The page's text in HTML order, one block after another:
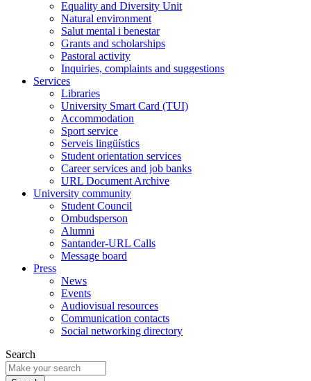
Equality and Diversity Unit
Natural environment
Salut mental i benestar
Grants and scholarships
Pastoral activity
Inquiries, complaints and suggestions
Services
Libraries
University Smart Card (TUI)
Accommodation
Sport service
Serveis lingüístics
Student orientation services
Career services and job banks
URL Document Archive
University community
Student Council
Ombudsperson
Alumni
Santander-URL Calls
Message board
Press
News
Events
Audiovisual resources
Communication contacts
Social networking directory
Search